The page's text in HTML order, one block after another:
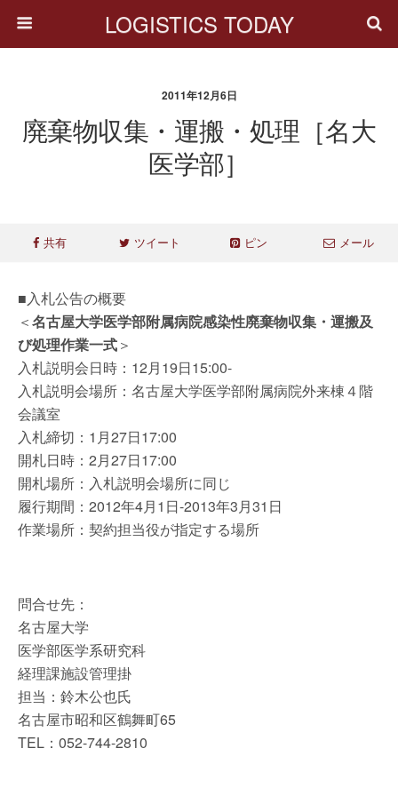
LOGISTICS TODAY
2011年12月6日
廃棄物収集・運搬・処理［名大
医学部］
共有 ツイート ピン メール
■入札公告の概要
＜名古屋大学医学部附属病院感染性廃棄物収集・運搬及
び処理作業一式＞
入札説明会日時：12月19日15:00-
入札説明会場所：名古屋大学医学部附属病院外来棟４階
会議室
入札締切：1月27日17:00
開札日時：2月27日17:00
開札場所：入札説明会場所に同じ
履行期間：2012年4月1日-2013年3月31日
作業場所：契約担当役が指定する場所
問合せ先：
名古屋大学
医学部医学系研究科
経理課施設管理掛
担当：鈴木公也氏
名古屋市昭和区鶴舞町65
TEL：052-744-2810